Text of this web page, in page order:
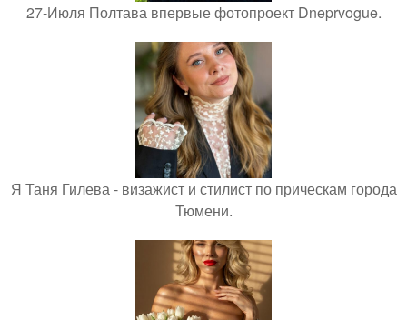
27-Июля Полтава впервые фотопроект Dneprvogue.
Я Таня Гилева - визажист и стилист по прическам города
Тюмени.